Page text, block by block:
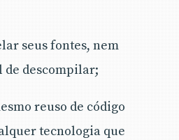
seus fontes, nem
de descompilar;
reuso de código
tecnologia que